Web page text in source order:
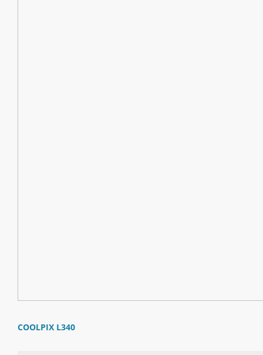
COOLPIX L340